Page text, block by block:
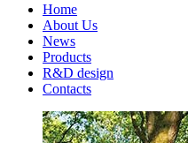
Home
About Us
News
Products
R&D design
Contacts